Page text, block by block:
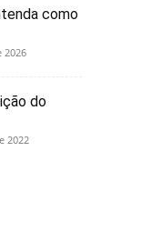
como
2026
do
2022